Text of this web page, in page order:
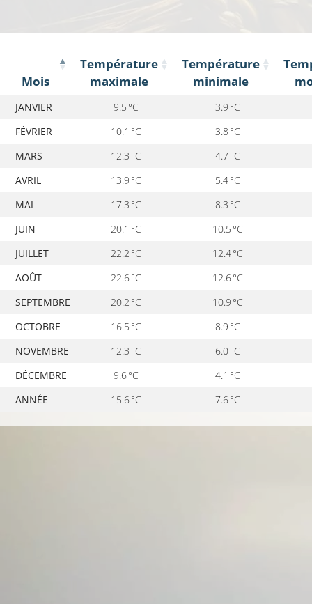
Mois
Température
maximale
Température
minimale
Mois
Température
Température
JANVIER 9.5 °C
3.9 °C
FÉVRIER
10.1 °C
3.8 °C
MARS
12.3 °C
4.7 °C
AVRIL
13.9 °C
5.4 °C
MAI
17.3 °C
8.3 °C
JUIN
20.1 °C
10.5 °C
JUILLET
22.2 °C
12.4 °C
AOÛT
22.6 °C
12.6 °C
SEPTEMBRE
20.2 °C
10.9 °C
OCTOBRE
16.5 °C
8.9 °C
NOVEMBRE
12.3 °C
6.0 °C
DÉCEMBRE
9.6 °C
4.1 °C
ANNÉE
15.6 °C 7.6 °C